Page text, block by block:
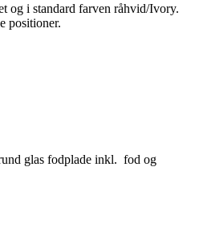
og i standard farven råhvid/Ivory.
positioner.
glas fodplade inkl. fod og